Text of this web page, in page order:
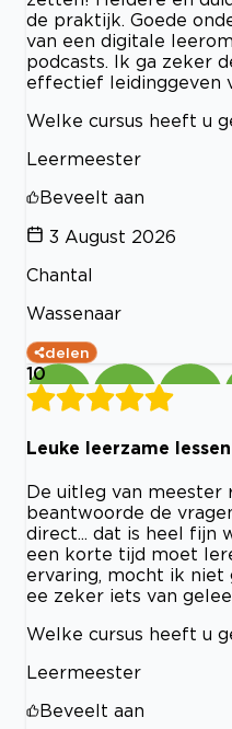
de praktijk. Goede
van een digitale
podcasts. Ik ga zeker
effectief leidinggeven
Welke cursus heeft u
Leermeester
Beveelt aan
3 August 2026
Chantal
Wassenaar
delen
10
Leuke leerzame lessen
De uitleg van meester
beantwoorde de
direct... dat is heel fijn
een korte tijd moet
ervaring, mocht ik niet
ee zeker iets van
Welke cursus heeft u
Leermeester
Beveelt aan